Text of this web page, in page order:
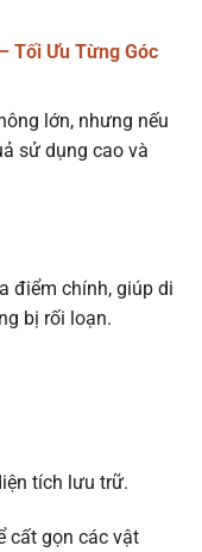
Tối Ưu Từng Góc
lớn, nhưng nếu
sử dụng cao và
điểm chính, giúp di
bị rối loạn.
tích lưu trữ.
cất gọn các vật